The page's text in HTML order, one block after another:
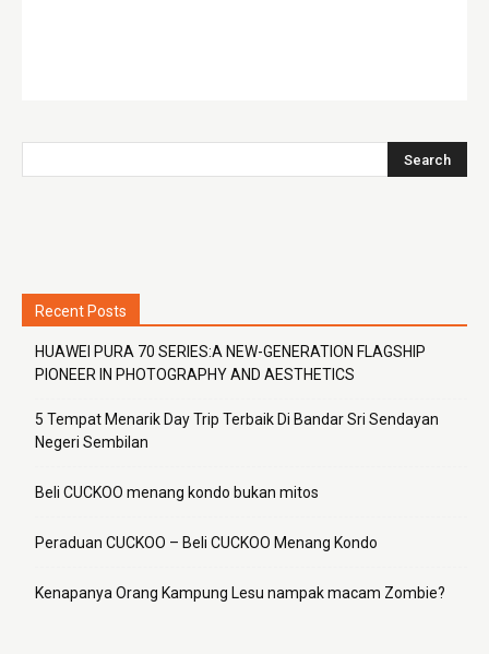
Recent Posts
HUAWEI PURA 70 SERIES:A NEW-GENERATION FLAGSHIP
PIONEER IN PHOTOGRAPHY AND AESTHETICS
5 Tempat Menarik Day Trip Terbaik Di Bandar Sri Sendayan
Negeri Sembilan
Beli CUCKOO menang kondo bukan mitos
Peraduan CUCKOO – Beli CUCKOO Menang Kondo
Kenapanya Orang Kampung Lesu nampak macam Zombie?